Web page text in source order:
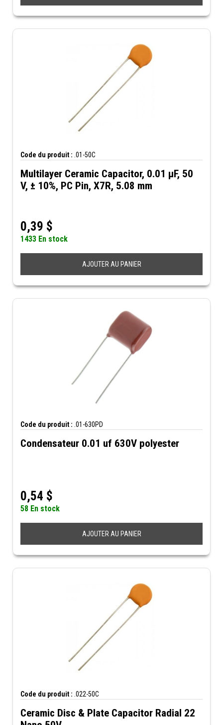
Code du produit : .01-50C
Multilayer Ceramic Capacitor, 0.01 µF, 50
V, ± 10%, PC Pin, X7R, 5.08 mm
0,39 $
1433 En stock
AJOUTER AU PANIER
Code du produit : .01-630PD
Condensateur 0.01 uf 630V polyester
0,54 $
58 En stock
AJOUTER AU PANIER
Code du produit : .022-50C
Ceramic Disc & Plate Capacitor Radial 22